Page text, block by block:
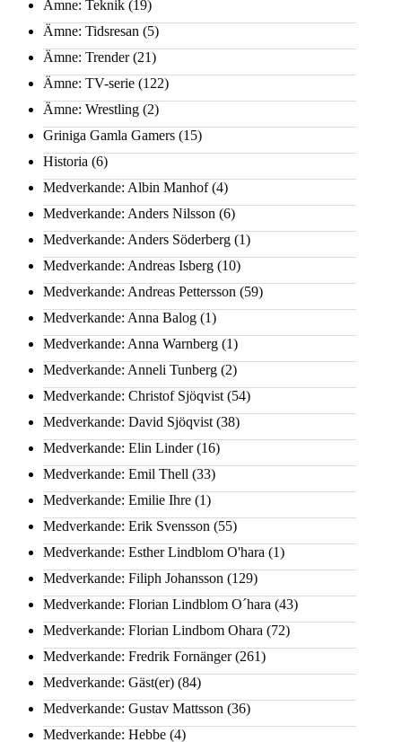
Ämne: Teknik (19)
Ämne: Tidsresan (5)
Ämne: Trender(21)
Ämne: TV-serie (122)
Ämne: Wrestling (2)
Griniga Gamla Gamers (15)
Historia (6)
Medverkande: Albin Manhof(4)
Medverkande: Anders Nilsson (6)
Medverkande: Anders Söderberg (1)
Medverkande: Andreas Isberg (10)
Medverkande: Andreas Pettersson (59)
Medverkande: Anna Balog (1)
Medverkande: Anna Warnberg (1)
Medverkande: Anneli Tunberg (2)
Medverkande: Christof Sjöqvist (54)
Medverkande: David Sjöqvist (38)
Medverkande: Elin Linder(16)
Medverkande: Emil Thell (33)
Medverkande: Emilie Ihre (1)
Medverkande: Erik Svensson (55)
Medverkande: Esther Lindblom O'hara (1)
Medverkande: Filiph Johansson (129)
Medverkande: Florian Lindblom O´hara (43)
Medverkande: Florian Lindbom Ohara (72)
Medverkande: Fredrik Fornänger(261)
Medverkande: Gäst(er) (84)
Medverkande: Gustav Mattsson (36)
Medverkande: Hebbe (4)